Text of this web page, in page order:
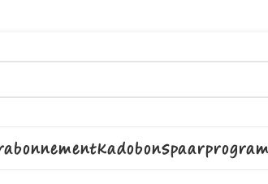
Kadobon